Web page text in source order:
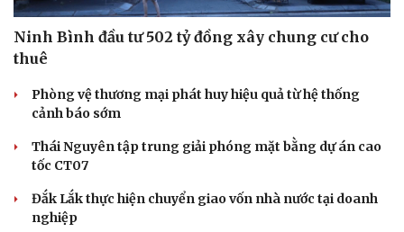
Ninh Bình đầu tư 502 tỷ đồng xây chung cư cho
thuê
Phòng vệ thương mại phát huy hiệu quả từ hệ thống
cảnh báo sớm
Thái Nguyên tập trung giải phóng mặt bằng dự án cao
tốc CT07
Đắk Lắk thực hiện chuyển giao vốn nhà nước tại doanh
nghiệp